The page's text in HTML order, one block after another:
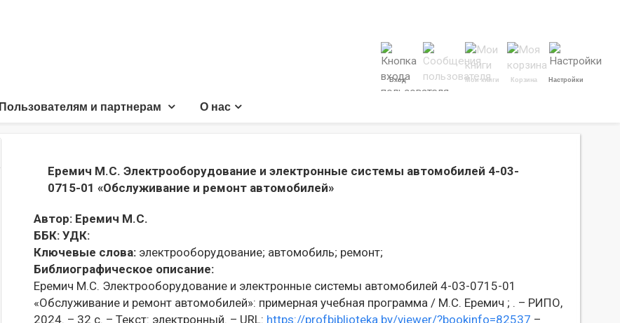
Вход Мои книги Корзина Настройки
Пользователям и партнерам О нас
Еремич М.С. Электрооборудование и электронные системы автомобилей 4-03-
0715-01 «Обслуживание и ремонт автомобилей»
Автор: Еремич М.С.
ББК: УДК:
Ключевые слова: электрооборудование; автомобиль; ремонт;
Библиографическое описание:
Еремич М.С. Электрооборудование и электронные системы автомобилей 4-03-0715-01
«Обслуживание и ремонт автомобилей»: примерная учебная программа / М.С. Еремич ; . – РИПО,
2024. – 32 с. – Текст: электронный. – URL: https://profbiblioteka.by/viewer/?bookinfo=82537 –